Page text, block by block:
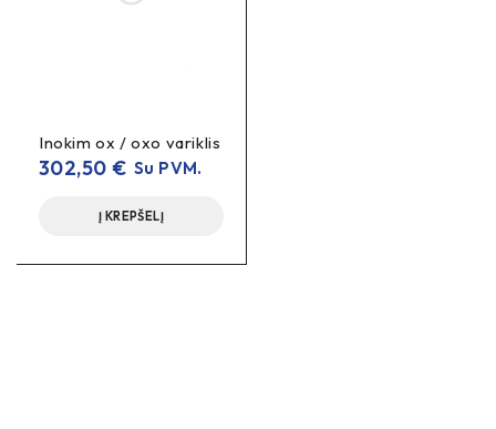
Inokim ox / oxo variklis
302,50 € Su PVM.
Į KREPŠELĮ